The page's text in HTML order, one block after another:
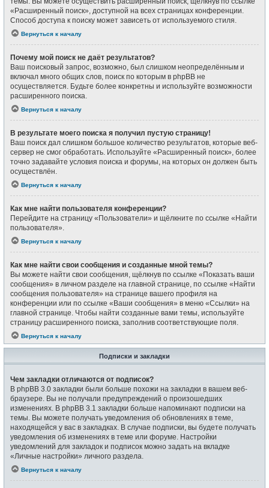
«Расширенный поиск», доступной на всех страницах конференции.
Способ доступа к поиску может зависеть от используемого стиля.
Вернуться к началу
Почему мой поиск не даёт результатов?
Ваш поисковый запрос, возможно, был слишком неопределённым и
включал много общих слов, поиск по которым в phpBB не
осуществляется. Будьте более конкретны и используйте возможности
расширенного поиска.
Вернуться к началу
В результате моего поиска я получил пустую страницу!
Ваш поиск дал слишком большое количество результатов, которые веб-
сервер не смог обработать. Используйте «Расширенный поиск», более
точно задавайте условия поиска и форумы, на которых он должен быть
осуществлён.
Вернуться к началу
Как мне найти пользователя конференции?
Перейдите на страницу «Пользователи» и щёлкните по ссылке «Найти
пользователя».
Вернуться к началу
Как мне найти свои сообщения и созданные мной темы?
Вы можете найти свои сообщения, щёлкнув по ссылке «Показать ваши
сообщения» в личном разделе на главной странице, по ссылке «Найти
сообщения пользователя» на странице вашего профиля на
конференции или по ссылке «Ваши сообщения» в меню «Ссылки» на
главной странице. Чтобы найти созданные вами темы, используйте
страницу расширенного поиска, заполнив соответствующие поля.
Вернуться к началу
Подписки и закладки
Чем закладки отличаются от подписок?
В phpBB 3.0 закладки были больше похожи на закладки в вашем веб-
браузере. Вы не получали предупреждений о произошедших
изменениях. В phpBB 3.1 закладки больше напоминают подписки на
темы. Вы можете получать уведомления об обновлениях в теме,
находящейся у вас в закладках. В случае подписки, вы будете получать
уведомления об изменениях в теме или форуме. Настройки
уведомлений для закладок и подписок можно задать на вкладке
«Личные настройки» личного раздела.
Вернуться к началу